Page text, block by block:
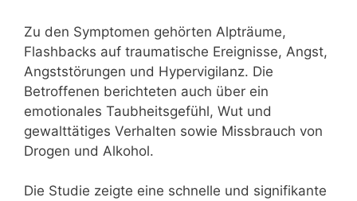
Zu den Symptomen gehörten Alpträume,
Flashbacks auf traumatische Ereignisse, Angst,
Angststörungen und Hypervigilanz. Die
Betroffenen berichteten auch über ein
emotionales Taubheitsgefühl, Wut und
gewalttätiges Verhalten sowie Missbrauch von
Drogen und Alkohol.
Die Studie zeigte eine schnelle und signifikante